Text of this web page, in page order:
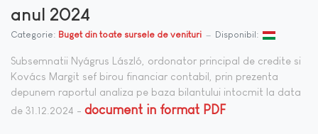
anul 2024
Categorie: Buget din toate sursele de venituri Disponibil:
Subsemnatii Nyágrus László, ordonator principal de credite si
Kovács Margit sef birou financiar contabil, prin prezenta
depunem raportul analiza pe baza bilantului intocmit la data
de 31.12.2024 - document in format PDF